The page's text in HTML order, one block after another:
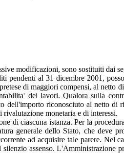
modificazioni, sono sostituiti dai
al 31 dicembre 2001,
di maggiori compensi, al netto
dei lavori. Qualora sulla
riconosciuto al netto di
monetaria e di interessi.
di ciascuna istanza. Per la
generale dello Stato, che deve
ad acquisire tale parere. Nel
assenso. L'Amministrazione